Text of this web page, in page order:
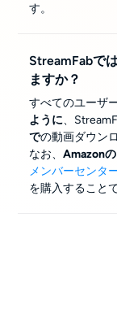
す。
StreamFabで
ますか？
すべてのユーザ
ように、
での動画ダウン
なお、Amazon
メンバーセンタ
を購入すること